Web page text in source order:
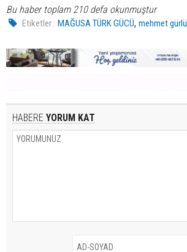
Bu haber toplam 210 defa okunmuştur
Etiketler : MAĞUSA TÜRK GÜCÜ,mehmet gürlü
HABERE YORUM KAT